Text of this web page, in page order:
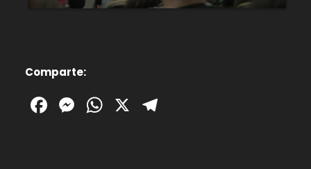
Comparte:
Facebook
Messenger
WhatsApp
X